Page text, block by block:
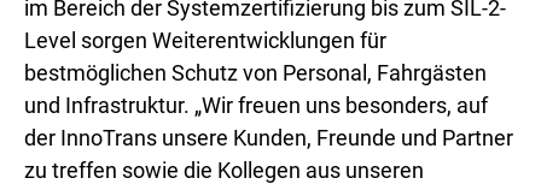
im Bereich der Systemzertifizierung bis zum SIL-2-
Level sorgen Weiterentwicklungen für
bestmöglichen Schutz von Personal, Fahrgästen
und Infrastruktur. „Wir freuen uns besonders, auf
der InnoTrans unsere Kunden, Freunde und Partner
zu treffen sowie die Kollegen aus unseren